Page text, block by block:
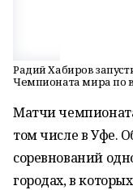
Радий Хабиров
Чемпионата мира по
Матчи
том числе в Уфе.
соревнований
городах, в